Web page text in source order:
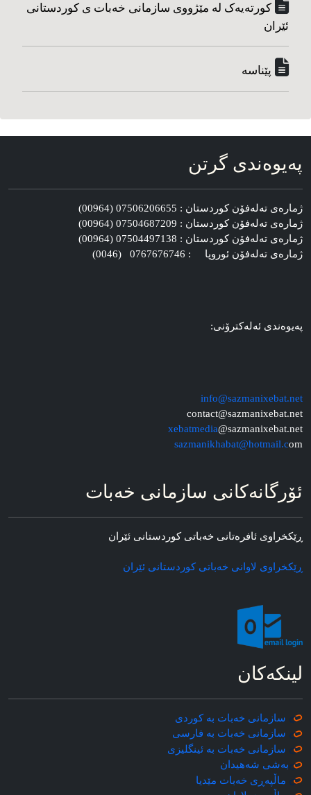
کورته‌یه‌ک له مێژووی سازمانی خه‌بات ی کوردستانی
ئێران
پێناسه‌
په‌یوه‌ندی گرتن
ژماره‌ی ته‌له‌فۆن کوردستان : 07506206655 (00964)
ژماره‌ی ته‌له‌فۆن کوردستان : 07504687209 (00964)
ژماره‌ی ته‌له‌فۆن کوردستان : 07504497138 (00964)
ژماره‌ی ته‌له‌فۆن ئوروپا : 0767676746 (0046)
په‌یوه‌ندی ئه‌له‌کترۆنی:
info@sazmanixebat.net
contact@sazmanixebat.net
xebatmedia@sazmanixebat.net
sazmanikhabat@hotmail.com
ئۆرگانه‌کانی سازمانی خه‌بات
ڕێکخراوی ئافره‌تانی خه‌باتی کوردستانی ئێران
ڕێکخراوی لاوانی خه‌باتی کوردستانی ئێران
لینکه‌کان
سازمانی خه‌بات به کوردی
سازمانی خه‌بات به فارسی
سازمانی خه‌بات به ئینگلیزی
به‌شی شه‌هیدان
ماڵپه‌ڕی خه‌بات مێدیا